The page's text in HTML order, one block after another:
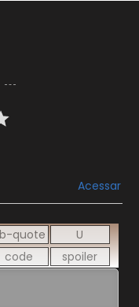
Acessar